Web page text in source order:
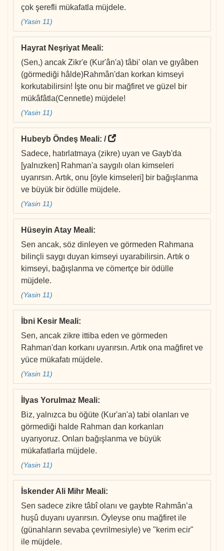
çok şerefli mükafatla müjdele.
(Yasin 11)
Hayrat Neşriyat Meali:
(Sen,) ancak Zikr'e (Kur'ân'a) tâbi' olan ve gıyâben
(görmediği hâlde)Rahmân'dan korkan kimseyi
korkutabilirsin! İşte onu bir mağfiret ve güzel bir
mükâfâtla(Cennetle) müjdele!
(Yasin 11)
Hubeyb Öndeş Meali: /
Sadece, hatırlatmaya (zikre) uyan ve Gayb'da
[yalnızken] Rahman'a saygılı olan kimseleri
uyarırsın. Artık, onu [öyle kimseleri] bir bağışlanma
ve büyük bir ödülle müjdele.
(Yasin 11)
Hüseyin Atay Meali:
Sen ancak, söz dinleyen ve görmeden Rahmana
bilinçli saygı duyan kimseyi uyarabilirsin. Artık o
kimseyi, bağışlanma ve cömertçe bir ödülle
müjdele.
(Yasin 11)
İbni Kesir Meali:
Sen, ancak zikre ittiba eden ve görmeden
Rahman'dan korkanı uyarırsın. Artık ona mağfiret ve
yüce mükafatı müjdele.
(Yasin 11)
İlyas Yorulmaz Meali:
Biz, yalnızca bu öğüte (Kur'an'a) tabi olanları ve
görmediği halde Rahman dan korkanları
uyarıyoruz. Onları bağışlanma ve büyük
mükafatlarla müjdele.
(Yasin 11)
İskender Ali Mihr Meali:
Sen sadece zikre tâbî olanı ve gaybte Rahmân’a
huşû duyanı uyarırsın. Öyleyse onu mağfiret ile
(günahların sevaba çevrilmesiyle) ve "kerim ecir"
ile müjdele.